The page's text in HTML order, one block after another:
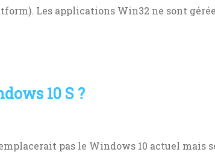
Les applications Win32 ne sont
10 S ?
pas le Windows 10 actuel mais